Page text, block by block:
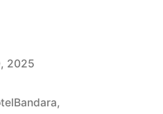
2025
,